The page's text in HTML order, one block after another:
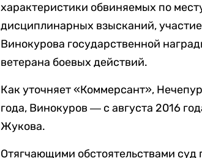
характеристики обвиняемых по
дисциплинарных взысканий,
Винокурова государственной
ветерана боевых действий.
Как уточняет «Коммерсант»,
года, Винокуров ― с августа 2016
Жукова.
Отягчающими обстоятельствами суд